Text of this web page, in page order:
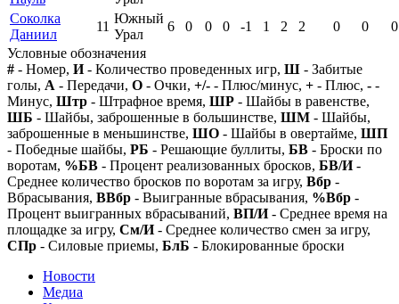
Соколка
Даниил
11
Южный
Урал
6 0 0 0 -1 1 2 2 0 0
0
Условные обозначения
# - Номер, И- Количество проведенных игр, Ш - Забитые
голы, А - Передачи, О - Очки, +/- - Плюс/минус, + - Плюс, - -
Минус, Штр - Штрафное время, ШР - Шайбы в равенстве,
ШБ - Шайбы, заброшенные в большинстве, ШМ - Шайбы,
заброшенные в меньшинстве, ШО - Шайбы в овертайме, ШП
- Победные шайбы, РБ - Решающие буллиты, БВ - Броски по
воротам, %БВ - Процент реализованных бросков, БВ/И-
Среднее количество бросков по воротам за игру, Вбр -
Вбрасывания, ВВбр - Выигранные вбрасывания, %Вбр -
Процент выигранных вбрасываний, ВП/И- Среднее время на
площадке за игру, См/И- Среднее количество смен за игру,
СПр - Силовые приемы, БлБ - Блокированные броски
Новости
Медиа